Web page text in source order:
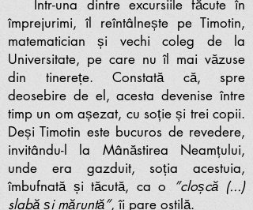
Într-una dintre excursiile făcute în
împrejurimi, îl reîntâlnește pe Timotin,
matematician și vechi coleg de la
Universitate, pe care nu îl mai văzuse
din tinerețe. Constată că, spre
deosebire de el, acesta devenise între
timp un om așezat, cu soție și trei copii.
Deși Timotin este bucuros de revedere,
invitându-l la Mânăstirea Neamțului,
unde era gazduit, soția acestuia,
îmbufnată și tăcută, ca o
”cloșcă (...)
slabă și măruntă”, îi pare ostilă.